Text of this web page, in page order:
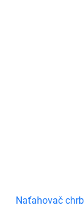
Naťahovač